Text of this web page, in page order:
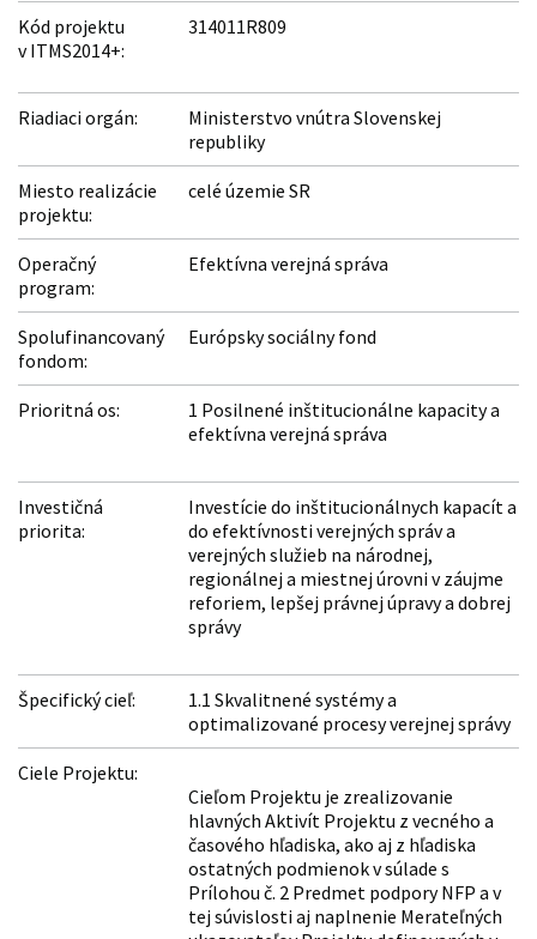
Kód projektu
v ITMS2014+:
314011R809
Riadiaci orgán:
Ministerstvo vnútra Slovenskej
republiky
Miesto realizácie
projektu:
celé územie SR
Operačný
program:
Efektívna verejná správa
Spolufinancovaný
fondom:
Európsky sociálny fond
Prioritná os:
1 Posilnené inštitucionálne kapacity a
efektívna verejná správa
Investičná
priorita:
Investície do inštitucionálnych kapacít a
do efektívnosti verejných správ a
verejných služieb na národnej,
regionálnej a miestnej úrovni v záujme
reforiem, lepšej právnej úpravy a dobrej
správy
Špecifický cieľ:
1.1 Skvalitnené systémy a
optimalizované procesy verejnej správy
Ciele Projektu:
Cieľom Projektu je zrealizovanie
hlavných Aktivít Projektu z vecného a
časového hľadiska, ako aj z hľadiska
ostatných podmienok v súlade s
Prílohou č. 2 Predmet podpory NFP a v
tej súvislosti aj naplnenie Merateľných